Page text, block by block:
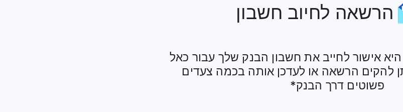
הרשאה לחיוב חשבון
אישור לחייב את חשבון הבנק שלך עבור כאל
להקים הרשאה או לעדכן אותה בכמה צעדים
פשוטים דרך הבנק*